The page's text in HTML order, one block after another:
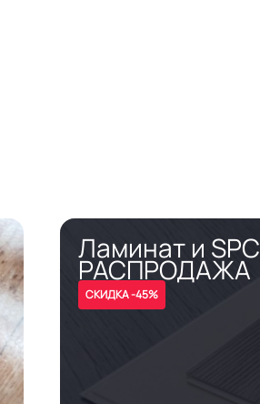
Ламинат и SPC
РАСПРОДАЖА
СКИДКА -45%